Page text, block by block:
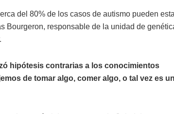
del 80% de los casos de autismo pueden
Bourgeron, responsable de la unidad de
hipótesis contrarias a los conocimientos
de tomar algo, comer algo, o tal vez es